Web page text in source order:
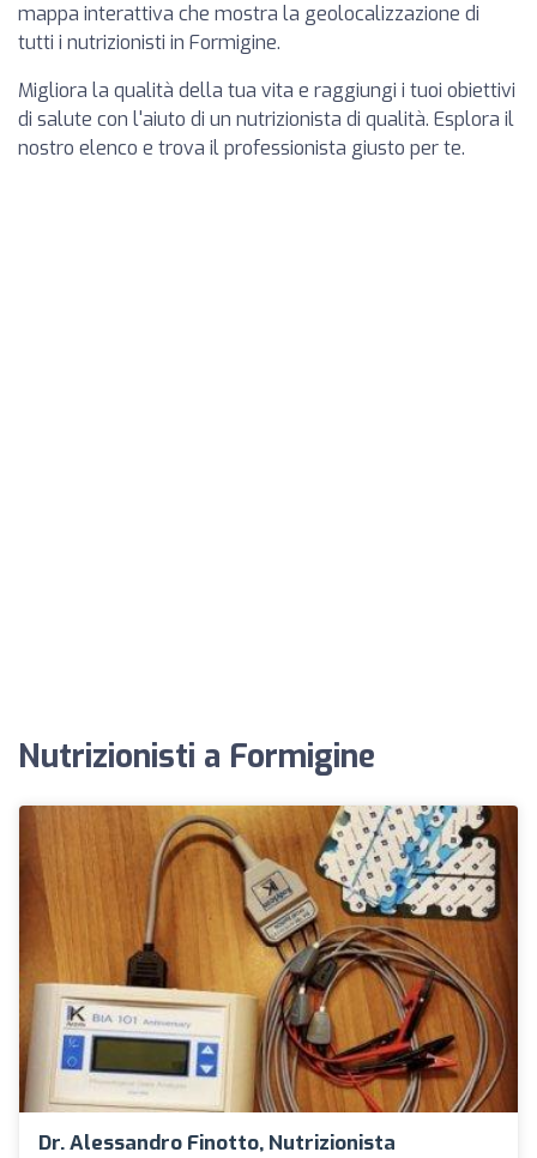
mappa interattiva che mostra la geolocalizzazione di
tutti i nutrizionisti in Formigine.
Migliora la qualità della tua vita e raggiungi i tuoi obiettivi
di salute con l'aiuto di un nutrizionista di qualità. Esplora il
nostro elenco e trova il professionista giusto per te.
Nutrizionisti a Formigine
Dr. Alessandro Finotto, Nutrizionista